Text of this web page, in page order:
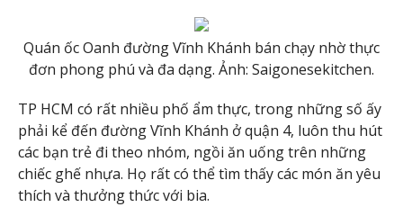
Quán ốc Oanh đường Vĩnh Khánh bán chạy nhờ thực
đơn phong phú và đa dạng. Ảnh: Saigonesekitchen.
TP HCM có rất nhiều phố ẩm thực, trong những số ấy
phải kể đến đường Vĩnh Khánh ở quận 4, luôn thu hút
các bạn trẻ đi theo nhóm, ngồi ăn uống trên những
chiếc ghế nhựa. Họ rất có thể tìm thấy các món ăn yêu
thích và thưởng thức với bia.